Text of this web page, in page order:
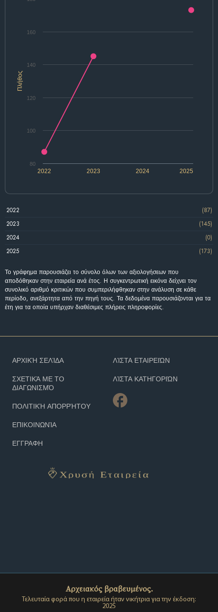
Πλήθος
2022 2024
2023 2025
80
100
120
140
160
2022
(87)
2023
(145)
2024
(0)
2025
(173)
Το γράφημα παρουσιάζει το σύνολο όλων των αξιολογήσεων που
αποδόθηκαν στην εταιρεία ανά έτος. Η συγκεντρωτική εικόνα δείχνει τον
συνολικό αριθμό κριτικών που συμπεριλήφθηκαν στην ανάλυση σε κάθε
περίοδο, ανεξάρτητα από την πηγή τους. Τα δεδομένα παρουσιάζονται για τα
έτη για τα οποία υπήρχαν διαθέσιμες πλήρεις πληροφορίες.
Αρχειακός βραβευμένος.
Τελευταία φορά που η εταιρεία ήταν νικήτρια για την έκδοση:
2025
ΑΡΧΙΚΉ ΣΕΛΊΔΑ
ΣΧΕΤΙΚΆ ΜΕ ΤΟ
ΔΙΑΓΩΝΙΣΜΌ
ΠΟΛΙΤΙΚΉ ΑΠΟΡΡΉΤΟΥ
ΕΠΙΚΟΙΝΩΝΊΑ
ΕΓΓΡΑΦΗ
ΛΊΣΤΑ ΕΤΑΙΡΕΙΏΝ
ΛΊΣΤΑ ΚΑΤΗΓΟΡΙΏΝ